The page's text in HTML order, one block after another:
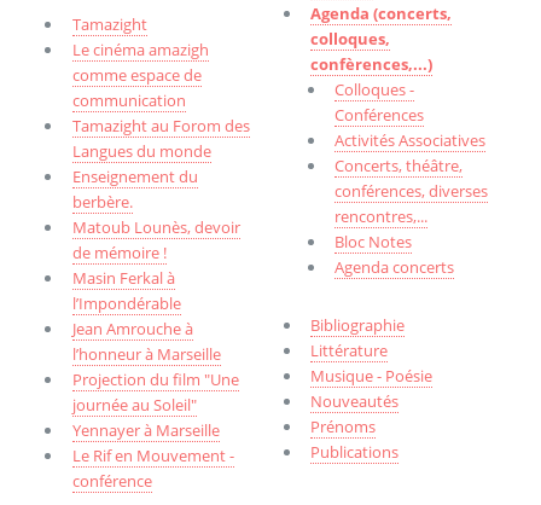
Tamazight
Le cinéma amazigh
comme espace de
communication
Tamazight au Forom des
Langues du monde
Enseignement du
berbère.
Matoub Lounès, devoir
de mémoire !
Masin Ferkal à
l’Impondérable
Jean Amrouche à
l’honneur à Marseille
Projection du film "Une
journée au Soleil"
Yennayer à Marseille
Le Rif en Mouvement -
conférence
Agenda (concerts,
colloques,
confèrences,...)
Colloques -
Conférences
Activités Associatives
Concerts, théâtre,
conférences, diverses
rencontres,...
Bloc Notes
Agenda concerts
Bibliographie
Littérature
Musique - Poésie
Nouveautés
Prénoms
Publications